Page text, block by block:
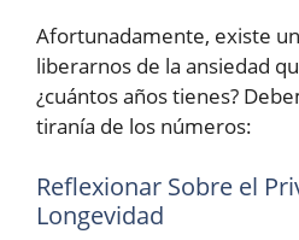
Afortunadamente, existe
liberarnos de la ansiedad
¿cuántos años tienes?
tiranía de los números:
Reflexionar Sobre el
Longevidad